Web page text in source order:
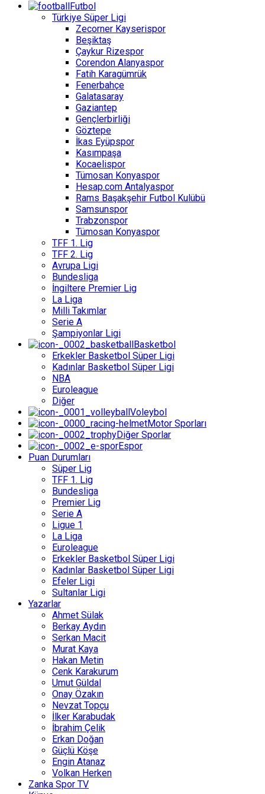
Futbol
Türkiye Süper Ligi
Zecorner Kayserispor
Beşiktaş
Çaykur Rizespor
Corendon Alanyaspor
Fatih Karagümrük
Fenerbahçe
Galatasaray
Gaziantep
Gençlerbirliği
Göztepe
İkas Eyüpspor
Kasımpaşa
Kocaelispor
Tümosan Konyaspor
Hesap.com Antalyaspor
Rams Başakşehir Futbol Kulübü
Samsunspor
Trabzonspor
Tümosan Konyaspor
TFF 1. Lig
TFF 2. Lig
Avrupa Ligi
Bundesliga
İngiltere Premier Lig
La Liga
Milli Takımlar
Serie A
Şampiyonlar Ligi
Basketbol
Erkekler Basketbol Süper Ligi
Kadınlar Basketbol Süper Ligi
NBA
Euroleague
Diğer
Voleybol
Motor Sporları
Diğer Sporlar
Espor
Puan Durumları
Süper Lig
TFF 1. Lig
Bundesliga
Premier Lig
Serie A
Ligue 1
La Liga
Euroleague
Erkekler Basketbol Süper Ligi
Kadınlar Basketbol Süper Ligi
Efeler Ligi
Sultanlar Ligi
Yazarlar
Ahmet Sülak
Berkay Aydın
Serkan Macit
Murat Kaya
Hakan Metin
Cenk Karakurum
Umut Güldal
Onay Özakın
Nevzat Topçu
İlker Karabudak
İbrahim Çelik
Erkan Doğan
Güçlü Köşe
Engin Atanaz
Volkan Herken
Zanka Spor TV